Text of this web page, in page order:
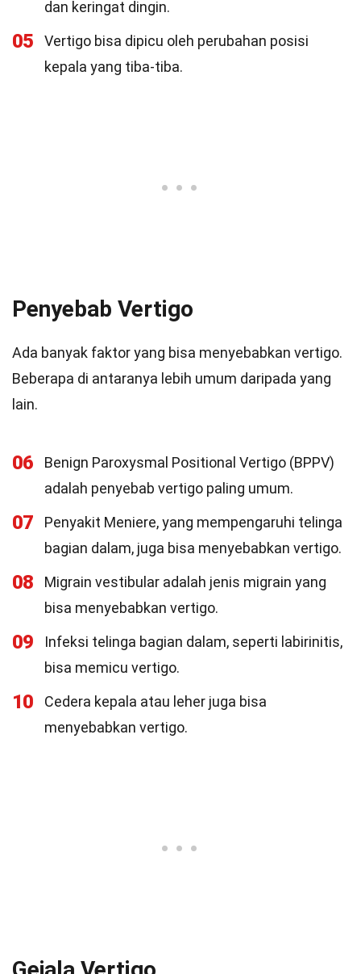
dan keringat dingin.
05
Vertigo bisa dipicu oleh perubahan posisi
kepala yang tiba-tiba.
Penyebab Vertigo
Ada banyak faktor yang bisa menyebabkan vertigo.
Beberapa di antaranya lebih umum daripada yang
lain.
06
Benign Paroxysmal Positional Vertigo (BPPV)
adalah penyebab vertigo paling umum.
07
Penyakit Meniere, yang mempengaruhi telinga
bagian dalam, juga bisa menyebabkan vertigo.
08
Migrain vestibular adalah jenis migrain yang
bisa menyebabkan vertigo.
09
Infeksi telinga bagian dalam, seperti labirinitis,
bisa memicu vertigo.
10
Cedera kepala atau leher juga bisa
menyebabkan vertigo.